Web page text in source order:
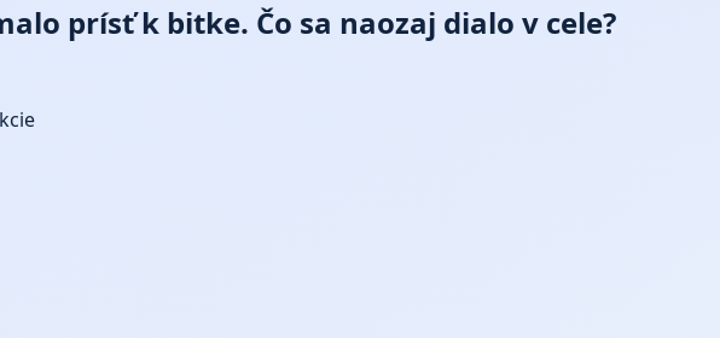
prísť k bitke. Čo sa naozaj dialo v cele?